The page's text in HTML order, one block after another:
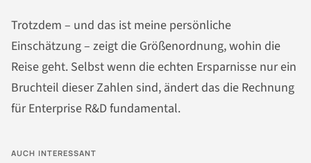
Trotzdem – und das ist meine persönliche
Einschätzung – zeigt die Größenordnung, wohin die
Reise geht. Selbst wenn die echten Ersparnisse nur ein
Bruchteil dieser Zahlen sind, ändert das die Rechnung
für Enterprise R&D fundamental.
AUCH INTERESSANT